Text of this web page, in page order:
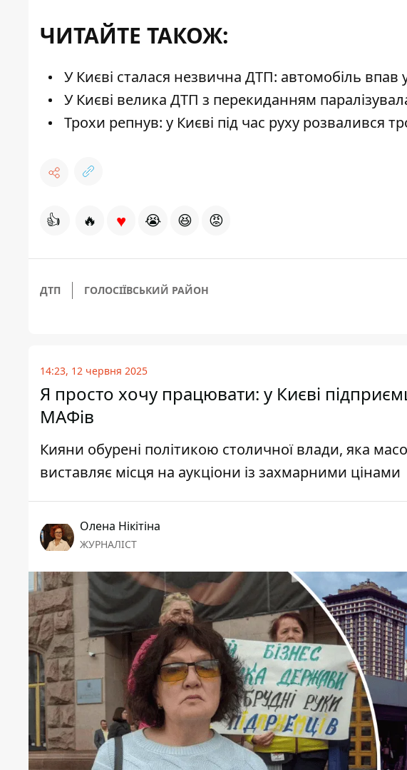
ЧИТАЙТЕ ТАКОЖ:
У Києві сталася незвична ДТП: автомобіль впав
У Києві велика ДТП з перекиданням
Трохи репнув: у Києві під час руху розвалився
👍 🔥 ♥ 😭 😆 😡
ДТП ГОЛОСІЇВСЬКИЙ РАЙОН
14:23, 12 червня 2025
Я просто хочу працювати: у Києві
МАФів
Кияни обурені політикою столичної влади, яка
виставляє місця на аукціони із захмарними цінами
Олена Нікітіна
ЖУРНАЛІСТ